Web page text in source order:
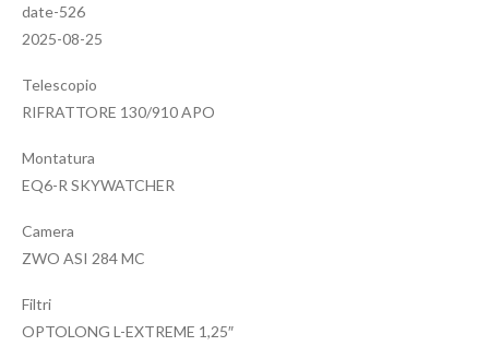
date-526
2025-08-25
Telescopio
RIFRATTORE 130/910 APO
Montatura
EQ6-R SKYWATCHER
Camera
ZWO ASI 284 MC
Filtri
OPTOLONG L-EXTREME 1,25″